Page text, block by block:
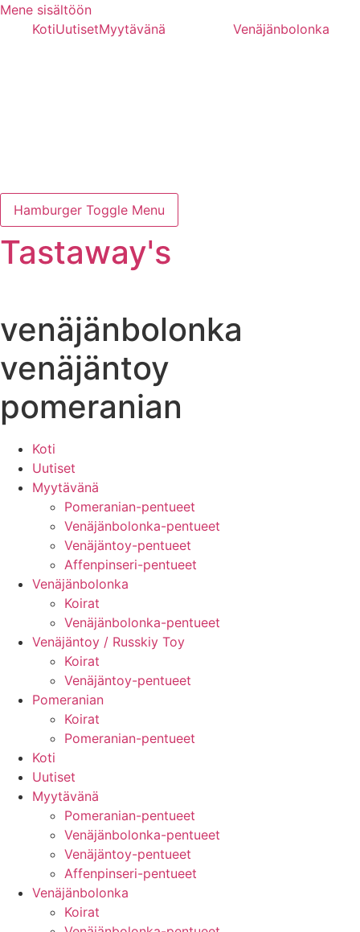
Mene sisältöön
KotiUutisetMyytävänä Venäjänbolonka
Hamburger Toggle Menu
Tastaway's
venäjänbolonka
venäjäntoy
pomeranian
Koti
Uutiset
Myytävänä
Pomeranian-pentueet
Venäjänbolonka-pentueet
Venäjäntoy-pentueet
Affenpinseri-pentueet
Venäjänbolonka
Koirat
Venäjänbolonka-pentueet
Venäjäntoy / Russkiy Toy
Koirat
Venäjäntoy-pentueet
Pomeranian
Koirat
Pomeranian-pentueet
Koti
Uutiset
Myytävänä
Pomeranian-pentueet
Venäjänbolonka-pentueet
Venäjäntoy-pentueet
Affenpinseri-pentueet
Venäjänbolonka
Koirat